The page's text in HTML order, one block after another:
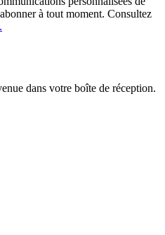
à tout moment. Consultez
dans votre boîte de réception.